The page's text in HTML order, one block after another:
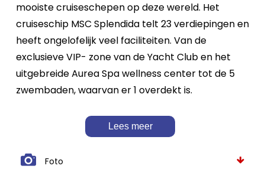
mooiste cruiseschepen op deze wereld. Het
cruiseschip MSC Splendida telt 23 verdiepingen en
heeft ongelofelijk veel faciliteiten. Van de
exclusieve VIP- zone van de Yacht Club en het
uitgebreide Aurea Spa wellness center tot de 5
zwembaden, waarvan er 1 overdekt is.
Lees meer
Foto